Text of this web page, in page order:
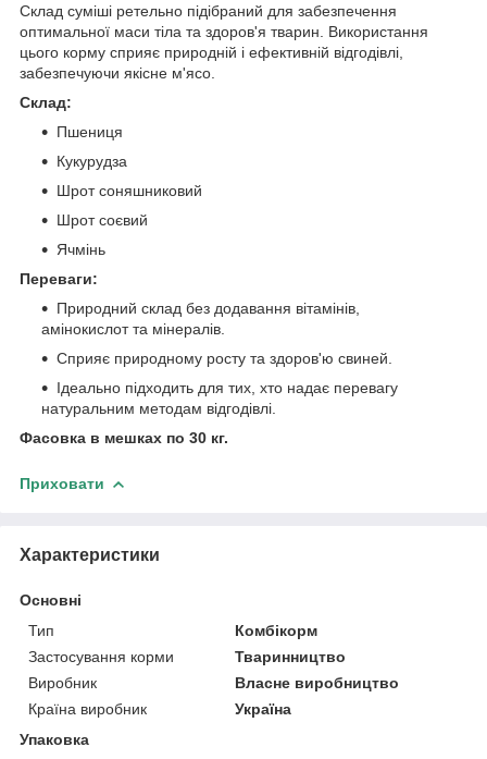
Склад суміші ретельно підібраний для забезпечення
оптимальної маси тіла та здоров'я тварин. Використання
цього корму сприяє природній і ефективній відгодівлі,
забезпечуючи якісне м'ясо.
Склад:
Пшениця
Кукурудза
Шрот соняшниковий
Шрот соєвий
Ячмінь
Переваги:
Природний склад без додавання вітамінів,
амінокислот та мінералів.
Сприяє природному росту та здоров'ю свиней.
Ідеально підходить для тих, хто надає перевагу
натуральним методам відгодівлі.
Фасовка в мешках по 30 кг.
Приховати
Характеристики
Основні
Тип
Комбікорм
Застосування корми
Тваринництво
Виробник
Власне виробництво
Країна виробник
Україна
Упаковка